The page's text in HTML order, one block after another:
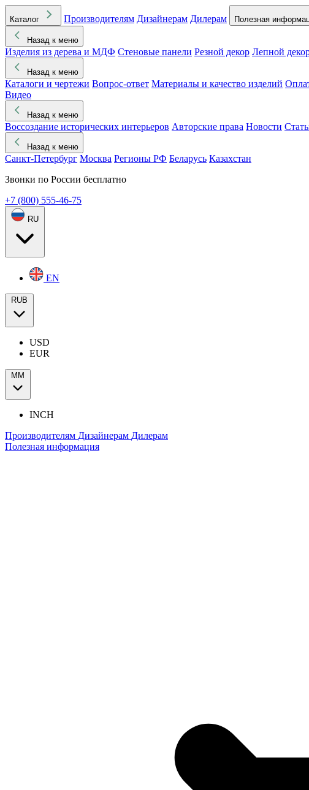
Каталог Производителям Дизайнерам Дилерам Полезная
Назад к меню
Изделия из дерева и МДФ Стеновые панели Резной декор Лепной
Назад к меню
Каталоги и чертежи Вопрос-ответ Материалы и качество изделий
Видео
Назад к меню
Воссоздание исторических интерьеров Авторские права Новости
Назад к меню
Санкт-Петербург Москва Регионы РФ Беларусь Казахстан
Звонки по России бесплатно
+7 (800) 555-46-75
RU
EN
RUB
USD
EUR
ММ
INCH
Производителям Дизайнерам Дилерам
Полезная информация